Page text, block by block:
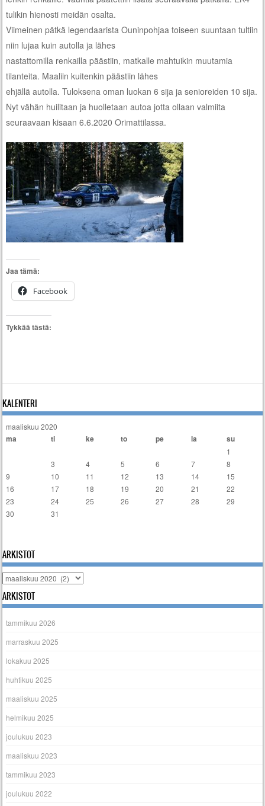
tulikin hienosti meidän osalta.
Viimeinen pätkä legendaarista Ouninpohjaa toiseen suuntaan tultiin
niin lujaa kuin autolla ja lähes
nastattomilla renkailla päästiin, matkalle mahtuikin muutamia
tilanteita. Maaliin kuitenkin päästiin lähes
ehjällä autolla. Tuloksena oman luokan 6 sija ja senioreiden 10 sija.
Nyt vähän huilitaan ja huolletaan autoa jotta ollaan valmiita
seuraavaan kisaan 6.6.2020 Orimattilassa.
Jaa tämä:
Facebook
Tykkää tästä:
KALENTERI
maaliskuu 2020
ma ti ke to pe la su
1
3 4 5 6 7
8
9
10 11 12 13 14
15
16
17 18 19 20 21
22
23
24 25 26 27 28
29
30
31
ARKISTOT
Arkistot
ARKISTOT
tammikuu 2026
marraskuu 2025
lokakuu 2025
huhtikuu 2025
maaliskuu 2025
helmikuu 2025
joulukuu 2023
maaliskuu 2023
tammikuu 2023
joulukuu 2022